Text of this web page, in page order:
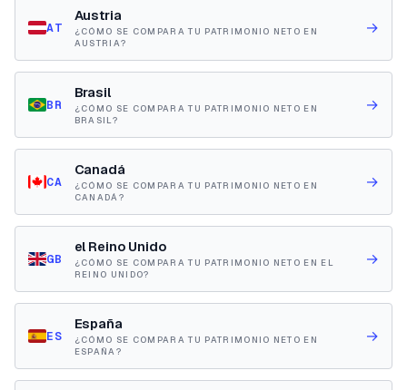
AT
Austria
¿CÓMO SE COMPARA TU PATRIMONIO NETO EN
AUSTRIA?
→
BR
Brasil
¿CÓMO SE COMPARA TU PATRIMONIO NETO EN
BRASIL?
→
CA
Canadá
¿CÓMO SE COMPARA TU PATRIMONIO NETO EN
CANADÁ?
→
GB
el Reino Unido
¿CÓMO SE COMPARA TU PATRIMONIO NETO EN EL
REINO UNIDO?
→
ES
España
¿CÓMO SE COMPARA TU PATRIMONIO NETO EN
ESPAÑA?
→